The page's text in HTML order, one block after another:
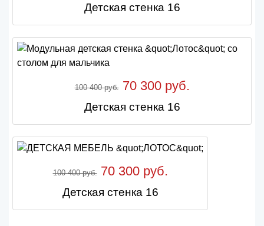
Детская стенка 16
100 400 руб.70 300 руб.
Детская стенка 16
100 400 руб.70 300 руб.
Детская стенка 16